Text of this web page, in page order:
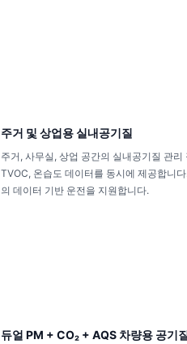
주거 및 상업용 실내공기질
주거, 사무실, 상업 공간의 실내공기질 관리
TVOC, 온습도 데이터를 동시에 제공합니
의 데이터 기반 운전을 지원합니다.
듀얼 PM + CO₂ + AQS 차량용 공기